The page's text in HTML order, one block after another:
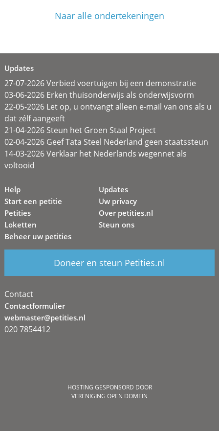
Naar alle ondertekeningen
Updates
27-07-2026 Verbied voertuigen bij een demonstratie
03-06-2026 Erken thuisonderwijs als onderwijsvorm
22-05-2026 Let op, u ontvangt alleen e-mail van ons als u
dat zélf aangeeft
21-04-2026 Steun het Groen Staal Project
02-04-2026 Geef Tata Steel Nederland geen staatssteun
14-03-2026 Verklaar het Nederlands wegennet als
voltooid
Help
Start een petitie
Petities
Loketten
Beheer uw petities
Updates
Uw privacy
Over petities.nl
Steun ons
Doneer en steun Petities.nl
Contact
Contactformulier
webmaster@petities.nl
020 7854412
HOSTING GESPONSORD DOOR
VERENIGING OPEN DOMEIN